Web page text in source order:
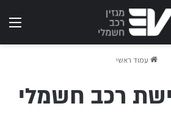
עמוד ראשי
רכב חשמלי